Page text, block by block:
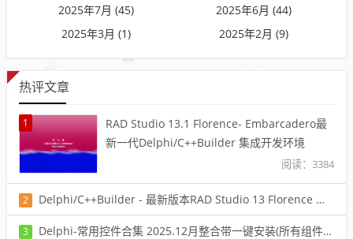
2025年7月 (45)
2025年6月 (44)
2025年3月 (1)
2025年2月 (9)
热评文章
1
RAD Studio 13.1 Florence- Embarcadero最
新一代Delphi/C++Builder 集成开发环境
阅读：3384
2 Delphi/C++Builder - 最新版本RAD Studio 13 Florence 初体验
阅读：6415
3 Delphi-常用控件合集 2025.12月整合带一键安装(所有组件2025最后一版)